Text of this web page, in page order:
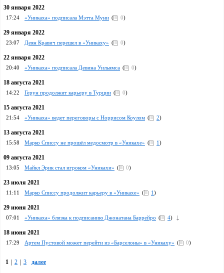
30 января 2022
17:24 «Уникаха» подписала Мэтта Муни ( 0)
29 января 2022
23:07 Деян Кравич перешел в «Уникаху» ( 0)
22 января 2022
20:40 «Уникаха» подписала Девина Уильямса ( 0)
18 августа 2021
14:22 Герун продолжит карьеру в Турции ( 0)
15 августа 2021
21:54 «Уникаха» ведет переговоры с Норрисом Коулом ( 2)
13 августа 2021
15:58 Марко Списсу не прошёл медосмотр в «Уникахе» ( 1)
09 августа 2021
13:05 Майкл Эрик стал игроком «Уникахи» ( 0)
23 июля 2021
11:11 Марко Списсу продолжит карьеру в «Уникахе» ( 1)
29 июня 2021
07:01 «Уникаха» близка к подписанию Джонатана Баррейро ( 4)
18 июня 2021
17:29 Артем Пустовой может перейти из «Барселоны» в «Уникаху» ( 0)
1 2 3 далее